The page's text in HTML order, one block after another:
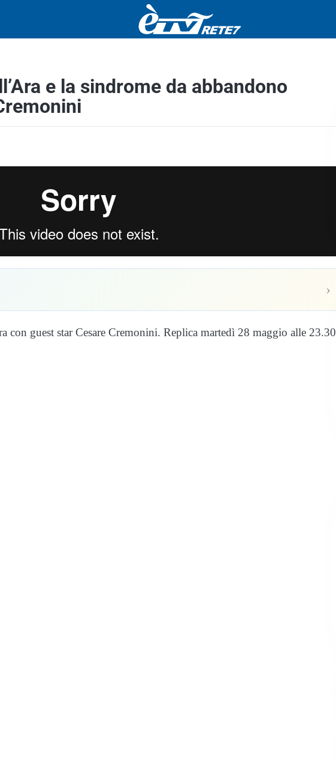
e la sindrome da abbandono
›
con guest star Cesare Cremonini. Replica martedì 28 maggio alle 23.30